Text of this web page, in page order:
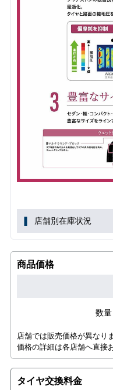
店舗別在庫状況
商品価格
数量
店舗では販売価格が異なり
価格の詳細は各店舗へ直接
タイヤ交換料金